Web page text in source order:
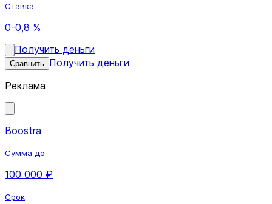
Ставка
0-0,8 %
Получить деньги
Сравнить Получить деньги
Реклама
Boostra
Сумма до
100 000 ₽
Срок